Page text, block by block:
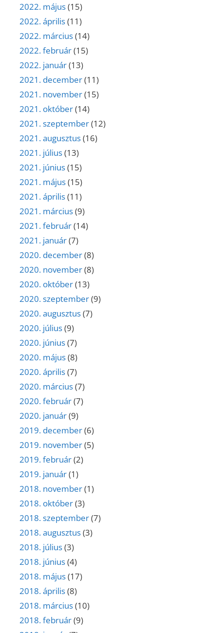
2022. május(15)
2022. április(11)
2022. március(14)
2022. február(15)
2022. január(13)
2021. december(11)
2021. november(15)
2021. október(14)
2021. szeptember(12)
2021. augusztus(16)
2021. július(13)
2021. június(15)
2021. május(15)
2021. április(11)
2021. március(9)
2021. február(14)
2021. január(7)
2020. december(8)
2020. november(8)
2020. október(13)
2020. szeptember(9)
2020. augusztus(7)
2020. július(9)
2020. június(7)
2020. május(8)
2020. április(7)
2020. március(7)
2020. február(7)
2020. január(9)
2019. december(6)
2019. november(5)
2019. február(2)
2019. január(1)
2018. november(1)
2018. október(3)
2018. szeptember(7)
2018. augusztus(3)
2018. július(3)
2018. június(4)
2018. május(17)
2018. április(8)
2018. március(10)
2018. február(9)